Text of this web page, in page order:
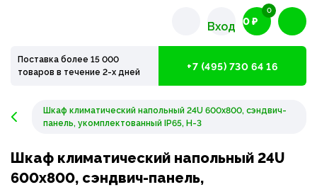
Вход 0 ₽
0
Поставка более 15 000
товаров в течение 2-х дней
+7 (495) 730 64 16
Шкаф климатический напольный 24U 600х800, сэндвич-
панель, укомплектованный IP65, Н-3
Шкаф климатический напольный 24U
600х800, сэндвич-панель,